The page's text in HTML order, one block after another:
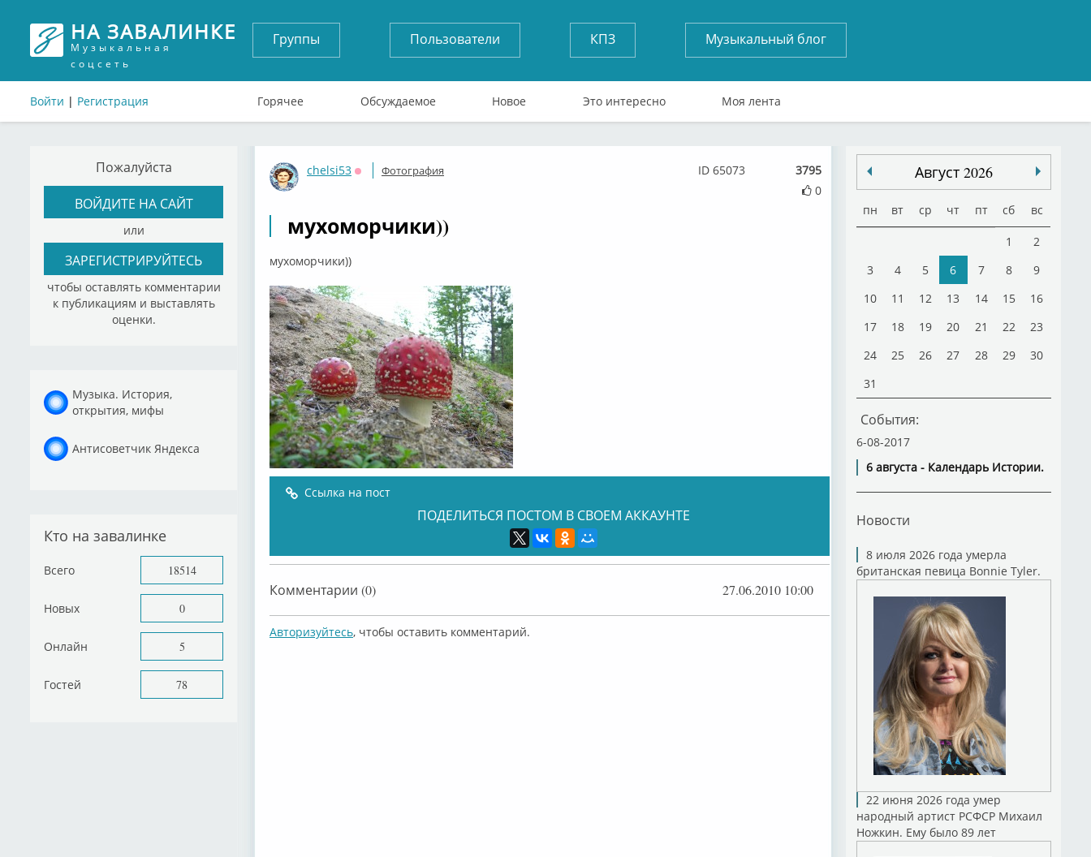
НА ЗАВАЛИНКЕ
Музыкальная
соцсеть
Войти | Регистрация
Группы Пользователи КПЗ Музыкальный блог
Горячее Обсуждаемое Новое Это интересно Моя лента
Пожалуйста
ВОЙДИТЕ НА САЙТ
или
ЗАРЕГИСТРИРУЙТЕСЬ
чтобы оставлять комментарии
к публикациям и выставлять
оценки.
Музыка. История,
открытия, мифы
Антисоветчик Яндекса
Кто на завалинке
Всего 18514
Новых 0
Онлайн 5
Гостей 78
chelsi53
Оффлайн
Фотография
3795
0
ID 65073
мухоморчики))
мухоморчики))
Ссылка на пост
ПОДЕЛИТЬСЯ ПОСТОМ В СВОЕМ АККАУНТЕ
Комментарии (0) 27.06.2010 10:00
Авторизуйтесь, чтобы оставить комментарий.
Август 2026
пн вт ср чт пт сб вс
1
2
3
4 5 6 7 8
9
10
11 12 13 14 15
16
17
18 19 20 21 22
23
24
25 26 27 28 29
30
31
События:
6-08-2017
6 августа - Календарь Истории.
Новости
8 июля 2026 года умерла
британская певица Bonnie Tyler.
22 июня 2026 года умер
народный артист РСФСР Михаил
Ножкин. Ему было 89 лет